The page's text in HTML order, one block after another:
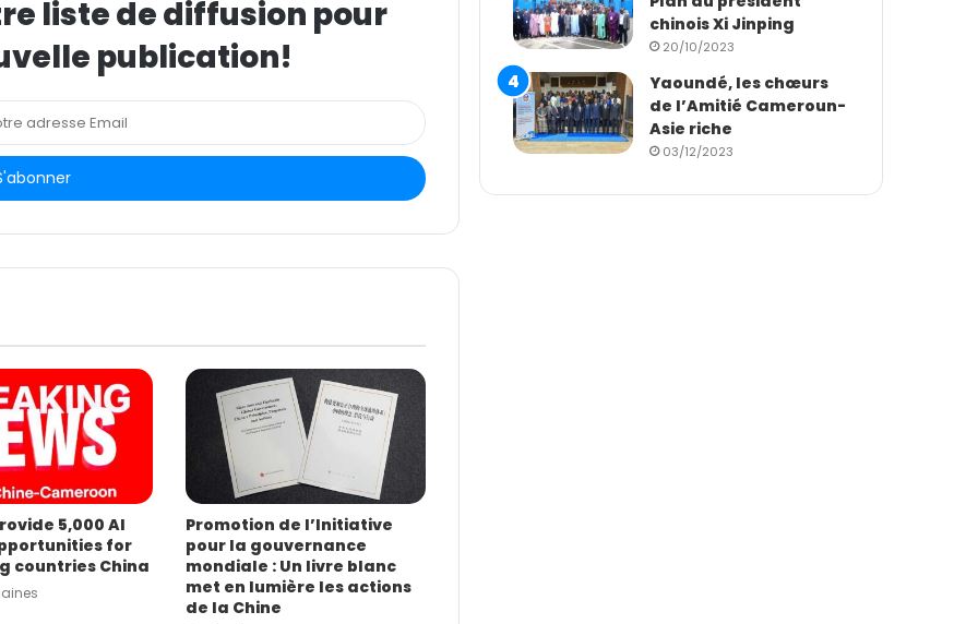
liste de diffusion pour
publication!
5,000 AI
for
countries China
Promotion de l’Initiative
pour la gouvernance
mondiale : Un livre blanc
met en lumière les actions
de la Chine
chinois Xi Jinping
20/10/2023
Yaoundé, les chœurs
de l’Amitié Cameroun-
Asie riche
03/12/2023